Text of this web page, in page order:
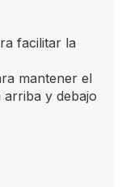
facilitar la
mantener el
y debajo